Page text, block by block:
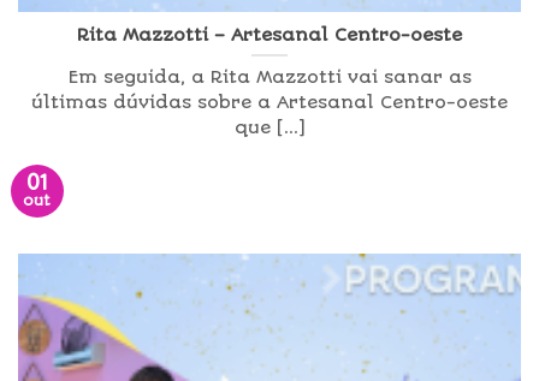
Rita Mazzotti – Artesanal Centro-oeste
Em seguida, a Rita Mazzotti vai sanar as
últimas dúvidas sobre a Artesanal Centro-oeste
que [...]
01
out